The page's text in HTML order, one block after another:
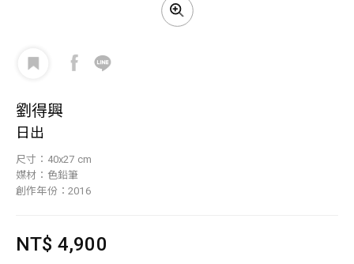
劉得興
日出
尺寸：40x27 cm
媒材：色鉛筆
創作年份：2016
NT$ 4,900